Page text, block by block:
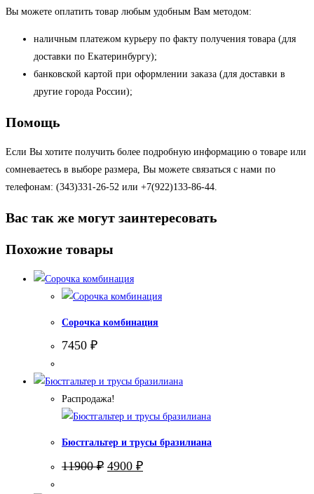
Вы можете оплатить товар любым удобным Вам методом:
наличным платежом курьеру по факту получения товара (для
доставки по Екатеринбургу);
банковской картой при оформлении заказа (для доставки в
другие города России);
Помощь
Если Вы хотите получить более подробную информацию о товаре или
сомневаетесь в выборе размера, Вы можете связаться с нами по
телефонам: (343)331-26-52 или +7(922)133-86-44.
Вас так же могут заинтересовать
Похожие товары
Сорочка комбинация
7450 ₽
Распродажа!
Бюстгальтер и трусы бразилиана
11900₽ Первоначальная
цена
4900 ₽Текущая
цена: